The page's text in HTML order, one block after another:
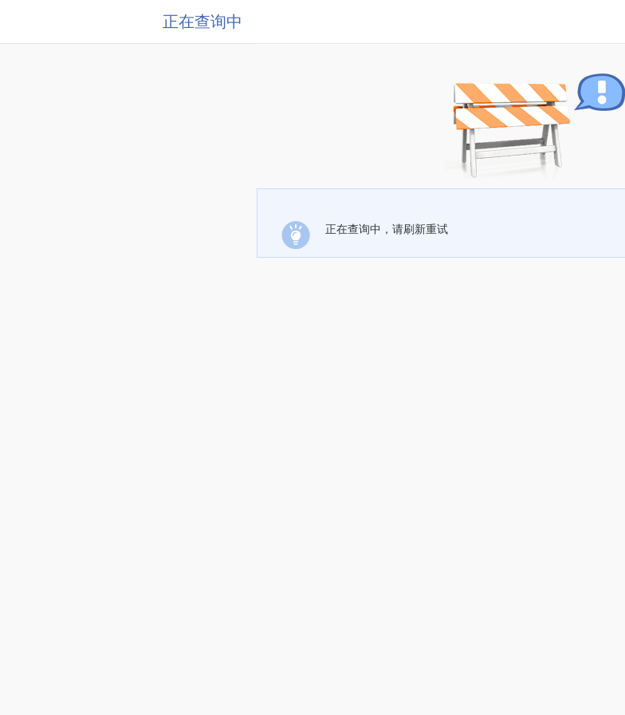
正在查询中
正在查询中，请刷新重试